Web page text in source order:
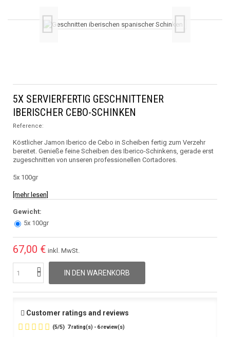
5X SERVIERFERTIG GESCHNITTENER
IBERISCHER CEBO-SCHINKEN
Reference:
Köstlicher Jamon Iberico de Cebo in Scheiben fertig zum Verzehr
bereitet. Genieße feine Scheiben des Iberico-Schinkens, gerade erst
zugeschnitten von unseren professionellen Cortadores.
5x 100gr
[mehr lesen]
Gewicht:
5x 100gr
67,00 € inkl. MwSt.
IN DEN WARENKORB
Customer ratings and reviews
(5/5) 7rating(s) - 6review(s)